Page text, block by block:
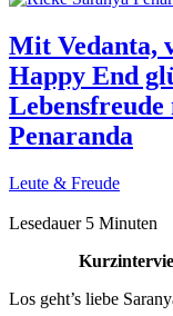
Mit Vedanta,
Happy End
Penaranda
Leute & Freude
Lesedauer 5 Minuten
Los geht’s liebe